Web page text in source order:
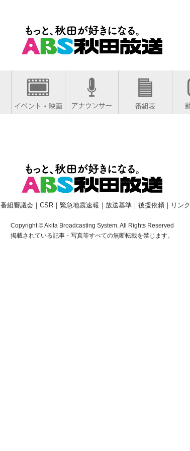
番組審議会 ｜ CSR｜ 緊急地震速報 ｜ 放送基準｜ 後援依頼｜ リンク
Copyright © Akita Broadcasting System. All Rights Reserved
掲載されている記事・写真等すべての無断転載を禁じます。